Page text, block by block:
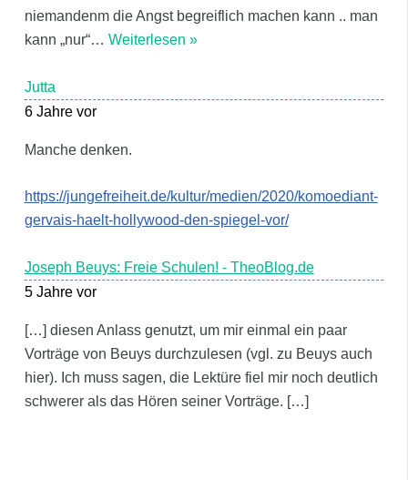
niemandenm die Angst begreiflich machen kann .. man
kann „nur“… Weiterlesen »
Jutta
6 Jahre vor
Manche denken.
https://jungefreiheit.de/kultur/medien/2020/komoediant-
gervais-haelt-hollywood-den-spiegel-vor/
Joseph Beuys: Freie Schulen! - TheoBlog.de
5 Jahre vor
[…] diesen Anlass genutzt, um mir einmal ein paar
Vorträge von Beuys durchzulesen (vgl. zu Beuys auch
hier). Ich muss sagen, die Lektüre fiel mir noch deutlich
schwerer als das Hören seiner Vorträge. […]